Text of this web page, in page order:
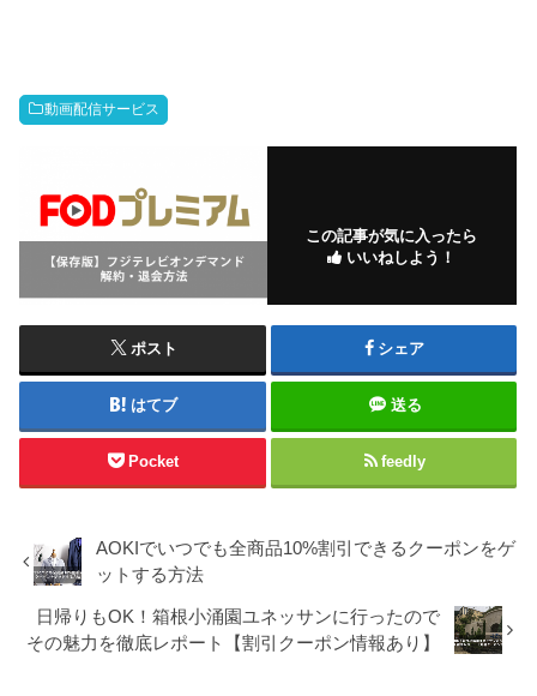
動画配信サービス
この記事が気に入ったら
いいねしよう！
ポスト シェア
はてブ 送る
Pocket feedly
AOKIでいつでも全商品10%割引できるクーポンをゲ
ットする方法
日帰りもOK！箱根小涌園ユネッサンに行ったので
その魅力を徹底レポート【割引クーポン情報あり】